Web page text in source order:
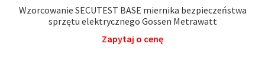
Wzorcowanie SECUTEST BASE miernika bezpieczeństwa
sprzętu elektrycznego Gossen Metrawatt
Zapytaj o cenę